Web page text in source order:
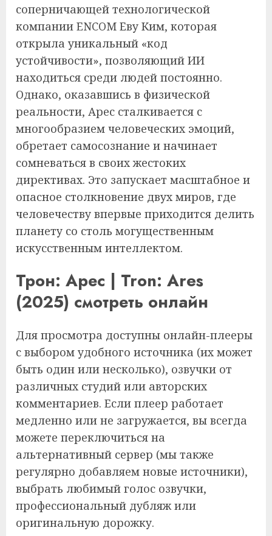
соперничающей технологической
компании ENCOM Еву Ким, которая
открыла уникальный «код
устойчивости», позволяющий ИИ
находиться среди людей постоянно.
Однако, оказавшись в физической
реальности, Арес сталкивается с
многообразием человеческих эмоций,
обретает самосознание и начинает
сомневаться в своих жестоких
директивах. Это запускает масштабное и
опасное столкновение двух миров, где
человечеству впервые приходится делить
планету со столь могущественным
искусственным интеллектом.
Трон: Арес | Tron: Ares
(2025) смотреть онлайн
Для просмотра доступны онлайн-плееры
с выбором удобного источника (их может
быть один или несколько), озвучки от
различных студий или авторских
комментариев. Если плеер работает
медленно или не загружается, вы всегда
можете переключиться на
альтернативный сервер (мы также
регулярно добавляем новые источники),
выбрать любимый голос озвучки,
профессиональный дубляж или
оригинальную дорожку.